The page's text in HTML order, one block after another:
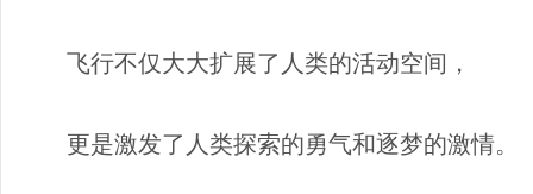
飞行不仅大大扩展了人类的活动空间，
更是激发了人类探索的勇气和逐梦的激情。